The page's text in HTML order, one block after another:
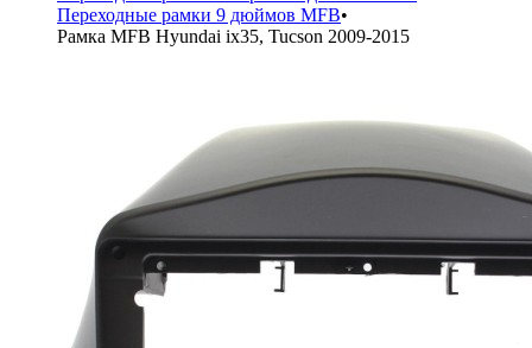
Переходные рамки 9 дюймов MFB•
Рамка MFB Hyundai ix35, Tucson 2009-2015